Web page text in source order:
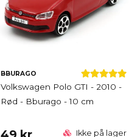
BBURAGO
Volkswagen Polo GTI - 2010 -
Rød - Bburago - 10 cm
Ikke på lager